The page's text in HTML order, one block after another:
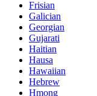
Frisian
Galician
Georgian
Gujarati
Haitian
Hausa
Hawaiian
Hebrew
Hmong